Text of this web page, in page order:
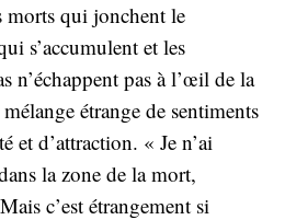
morts qui jonchent le
s’accumulent et les
n’échappent pas à l’œil de la
étrange de sentiments
et d’attraction. « Je n’ai
la zone de la mort,
c’est étrangement si